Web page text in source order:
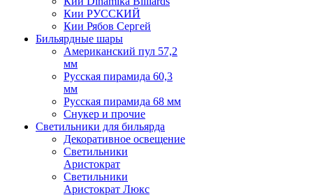
Кии РУССКИЙ
Кии Рябов Сергей
Бильярдные шары
Американский пул 57,2
мм
Русская пирамида 60,3
мм
Русская пирамида 68 мм
Снукер и прочие
Светильники для бильярда
Декоративное освещение
Светильники
Аристократ
Светильники
Аристократ Люкс